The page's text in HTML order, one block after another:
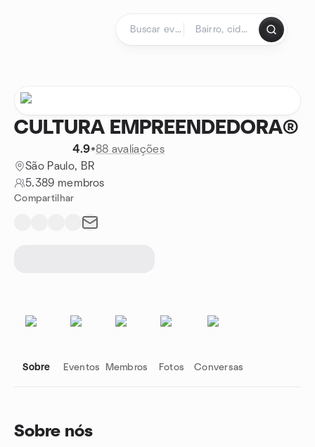
CULTURA EMPREENDEDORA®
4.9•88 avaliações
São Paulo, BR
5.389 membros
Compartilhar
Sobre Eventos Membros Fotos Conversas
Sobre nós